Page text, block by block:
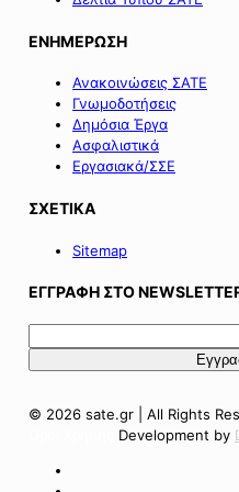
ΕΝΗΜΕΡΩΣΗ
Ανακοινώσεις ΣΑΤΕ
Γνωμοδοτήσεις
Δημόσια Έργα
Ασφαλιστικά
Εργασιακά/ΣΣΕ
ΣΧΕΤΙΚΑ
Sitemap
ΕΓΓΡΑΦΗ ΣΤΟ
© 2026 sate.gr | All Rights
Development by